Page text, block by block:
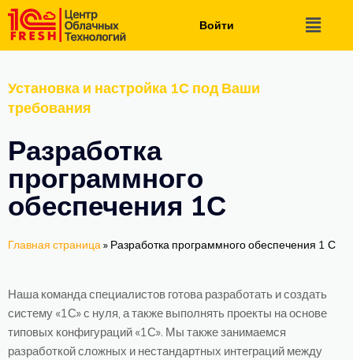
Войти
Установка и настройка 1С под Ваши
требования
Разработка
программного
обеспечения 1С
Главная страница» Разработка программного обеспечения 1 С
Наша команда специалистов готова разработать и создать
систему «1С» с нуля, а также выполнять проекты на основе
типовых конфигураций «1С». Мы также занимаемся
разработкой сложных и нестандартных интеграций между